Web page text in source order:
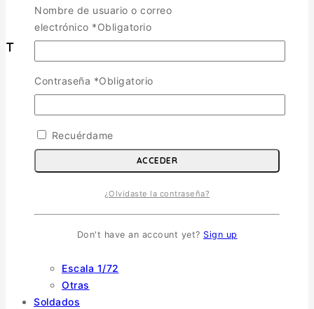
Términos y Condiciones
Tienda
Aviones TOGGLE CHILD MENU
Escala 1/72
Escala 1/48
Escala 1/72
Otras
Soldados
Nombre de usuario o correo
electrónico *Obligatorio
Contraseña *Obligatorio
Recuérdame
ACCEDER
¿Olvidaste la contraseña?
Don't have an account yet? Sign up